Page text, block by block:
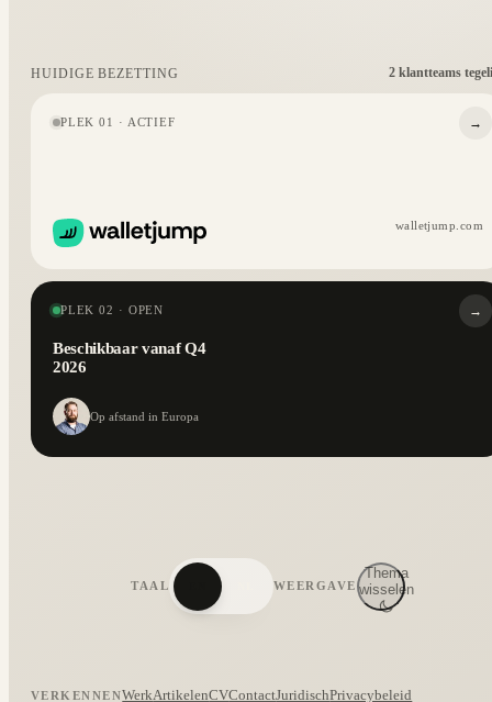
HUIDIGE BEZETTING 2 klantteams
PLEK 01 · ACTIEF
walletjump.com
→
PLEK 02 · OPEN
Beschikbaar vanaf Q4
2026
Op afstand in Europa
→
TAAL WEERGAVE
Thema
wisselen
VERKENNENWerkArtikelenCVContactJuridischPrivacybeleid